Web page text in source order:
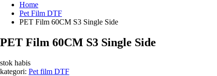
Home
Pet Film DTF
PET Film 60CM S3 Single Side
PET Film 60CM S3 Single Side
stok habis
kategori: Pet film DTF